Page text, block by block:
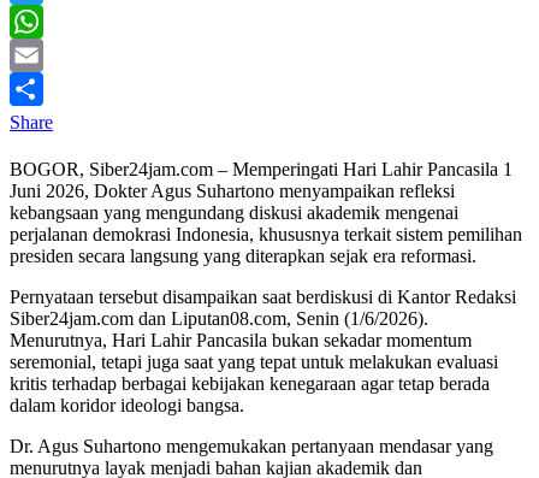
Twitter
WhatsApp
Email
Share
BOGOR, Siber24jam.com – Memperingati Hari Lahir Pancasila 1
Juni 2026, Dokter Agus Suhartono menyampaikan refleksi
kebangsaan yang mengundang diskusi akademik mengenai
perjalanan demokrasi Indonesia, khususnya terkait sistem pemilihan
presiden secara langsung yang diterapkan sejak era reformasi.
Pernyataan tersebut disampaikan saat berdiskusi di Kantor Redaksi
Siber24jam.com dan Liputan08.com, Senin (1/6/2026).
Menurutnya, Hari Lahir Pancasila bukan sekadar momentum
seremonial, tetapi juga saat yang tepat untuk melakukan evaluasi
kritis terhadap berbagai kebijakan kenegaraan agar tetap berada
dalam koridor ideologi bangsa.
Dr. Agus Suhartono mengemukakan pertanyaan mendasar yang
menurutnya layak menjadi bahan kajian akademik dan